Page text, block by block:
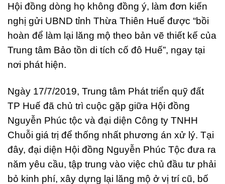
Hội đồng dòng họ không đồng ý, làm đơn kiến
nghị gửi UBND tỉnh Thừa Thiên Huế được “bồi
hoàn để làm lại lăng mộ theo bản vẽ thiết kế của
Trung tâm Bảo tồn di tích cố đô Huế”, ngay tại
nơi phát hiện.
Ngày 17/7/2019, Trung tâm Phát triển quỹ đất
TP Huế đã chủ trì cuộc gặp giữa Hội đồng
Nguyễn Phúc tộc và đại diện Công ty TNHH
Chuỗi giá trị để thống nhất phương án xử lý. Tại
đây, đại diện Hội đồng Nguyễn Phúc Tộc đưa ra
năm yêu cầu, tập trung vào việc chủ đầu tư phải
bỏ kinh phí, xây dựng lại lăng mộ ở vị trí cũ, bố